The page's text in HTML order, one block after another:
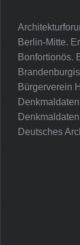
Berlin-Mitte.
Bonfortionös.
Bürgerverein
Deutsches